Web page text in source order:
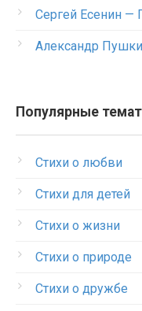
Сергей Есенин
Александр
Популярные
Стихи о любви
Стихи для детей
Стихи о жизни
Стихи о природе
Стихи о дружбе